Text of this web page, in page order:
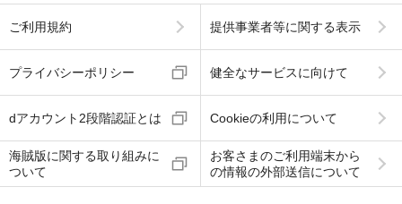
ご利用規約 提供事業者等に関する表示
プライバシーポリシー 健全なサービスに向けて
dアカウント2段階認証とは Cookieの利用について
海賊版に関する取り組みに
ついて
お客さまのご利用端末から
の情報の外部送信について